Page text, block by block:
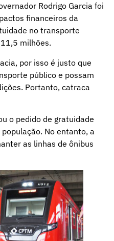
Rodrigo Garcia foi
financeiros da
no transporte
milhões.
por isso é justo que
público e possam
Portanto, catraca
o pedido de gratuidade
No entanto, a
as linhas de ônibus